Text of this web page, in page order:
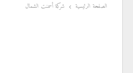
الصفحة الرئيسية شركة أسمنت الشمال